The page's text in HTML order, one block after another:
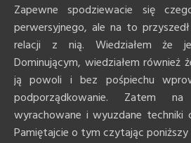
Zapewne spodziewacie się
perwersyjnego, ale na to
relacji z nią. Wiedziałem że
Dominującym, wiedziałem również
ją powoli i bez pośpiechu
podporządkowanie. Zatem
wyrachowane i wyuzdane techniki
Pamiętajcie o tym czytając